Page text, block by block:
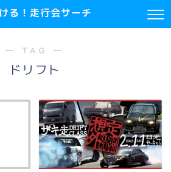
る！走行会サーチ
― TAG ―
ドリフト